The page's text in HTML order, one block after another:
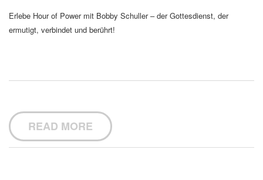
Erlebe Hour of Power mit Bobby Schuller – der Gottesdienst, der
ermutigt, verbindet und berührt!
READ MORE